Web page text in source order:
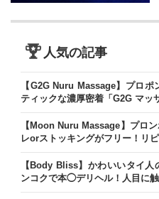
人気の記事
【G2G Nuru Massage】プロ
ティックな濃厚密着「G2G マッ
【Moon Nuru Massage】プロ
レorストッキングがフリー！リ
【Body Bliss】かわいいタイ
ンコクで本◯デリヘル！人目に触